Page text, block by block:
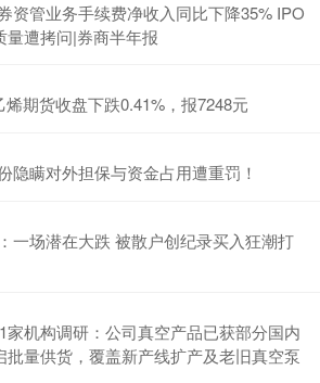
资管业务手续费净收入同比下降35% IPO
遭拷问|券商半年报
期货收盘下跌0.41%，报7248元
隐瞒对外担保与资金占用遭重罚！
一场潜在大跌 被散户创纪录买入狂潮打
家机构调研：公司真空产品已获部分国内
量供货，覆盖新产线扩产及老旧真空泵